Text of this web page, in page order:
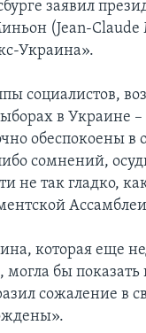
заявил
(Jean-Claude
Украина».
социалистов,
в Украине –
обеспокоены в
сомнений,
не так гладко,
которая еще
могла бы
сожаление в